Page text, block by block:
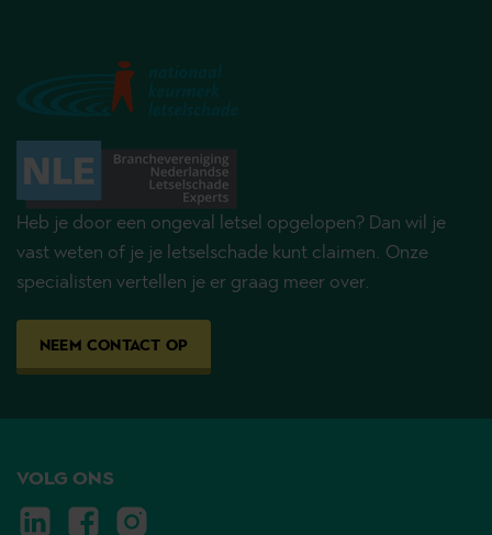
Heb je door een ongeval letsel opgelopen? Dan wil je
vast weten of je je letselschade kunt claimen. Onze
specialisten vertellen je er graag meer over.
NEEM CONTACT OP
VOLG ONS